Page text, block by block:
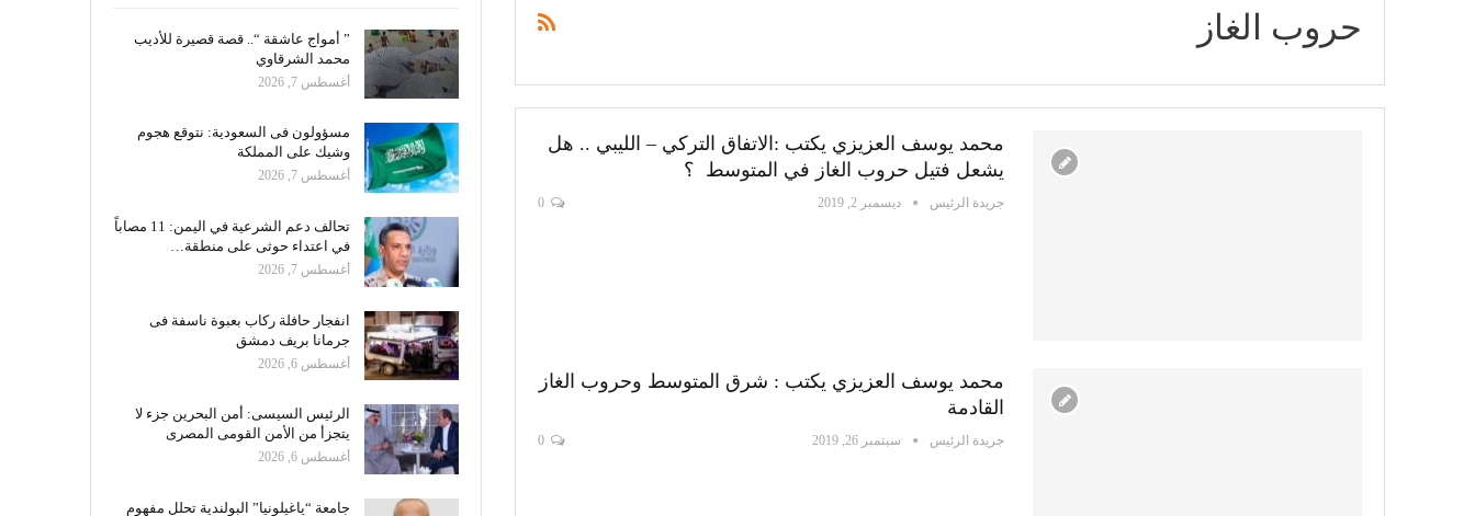
حروب الغاز
محمد يوسف العزيزي يكتب :الاتفاق التركي – الليبي .. هل
يشعل فتيل حروب الغاز في المتوسط ؟
جريدة الرئيس ديسمبر 2, 2019
محمد يوسف العزيزي يكتب : شرق المتوسط وحروب الغاز
القادمة
جريدة الرئيس سبتمبر 26, 2019
” أمواج عاشقة “.. قصة قصيرة للأديب
محمد الشرقاوي
أغسطس 7, 2026
مسؤولون فى السعودية: نتوقع هجوم
وشيك على المملكة
أغسطس 7, 2026
تحالف دعم الشرعية في اليمن: 11 مصاباً
في اعتداء حوثى على منطقة…
أغسطس 7, 2026
انفجار حافلة ركاب بعبوة ناسفة فى
جرمانا بريف دمشق
أغسطس 6, 2026
الرئيس السيسى: أمن البحرين جزء لا
يتجزأ من الأمن القومى المصرى
أغسطس 6, 2026
جامعة “ياغيلونيا” البولندية تحلل مفهوم